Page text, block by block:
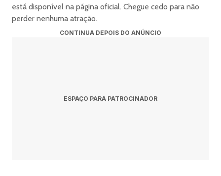
está disponível na página oficial. Chegue cedo para não
perder nenhuma atração.
CONTINUA DEPOIS DO ANÚNCIO
ESPAÇO PARA PATROCINADOR